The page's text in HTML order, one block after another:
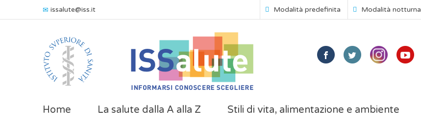
issalute@iss.it Modalità predefinita Modalità notturna
Home La salute dalla A alla Z Stili di vita, alimentazione e ambiente